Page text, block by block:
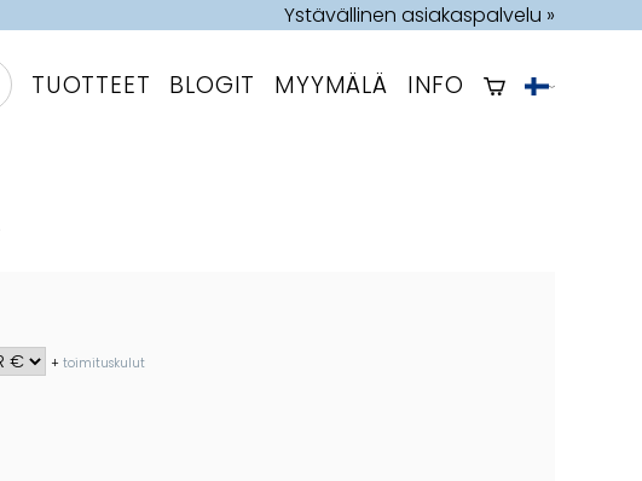
Ystävällinen asiakaspalvelu »
TUOTTEET BLOGIT MYYMÄLÄ INFO
+toimituskulut